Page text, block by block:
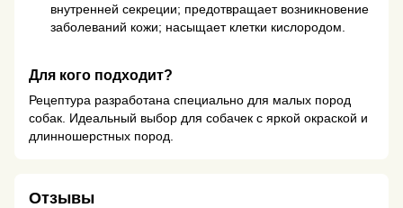
внутренней секреции; предотвращает возникновение
заболеваний кожи; насыщает клетки кислородом.
Для кого подходит?
Рецептура разработана специально для малых пород
собак. Идеальный выбор для собачек с яркой окраской и
длинношерстных пород.
Отзывы